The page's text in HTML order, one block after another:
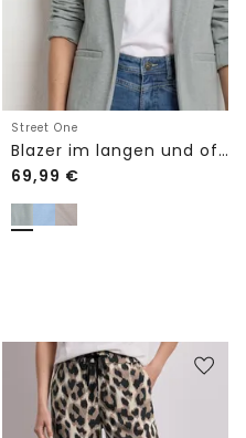
Street One
Blazer im langen und offenen Schnitt
69,99 €